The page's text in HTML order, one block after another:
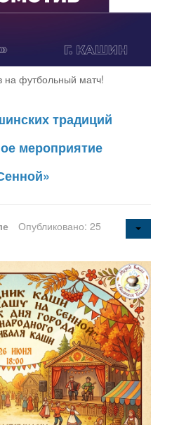
футбольный матч!
традиций
мероприятие
Опубликовано: 25